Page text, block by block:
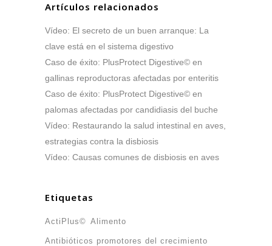
Artículos relacionados
Vídeo: El secreto de un buen arranque: La
clave está en el sistema digestivo
Caso de éxito: PlusProtect Digestive© en
gallinas reproductoras afectadas por enteritis
Caso de éxito: PlusProtect Digestive© en
palomas afectadas por candidiasis del buche
Vídeo: Restaurando la salud intestinal en aves,
estrategias contra la disbiosis
Vídeo: Causas comunes de disbiosis en aves
Etiquetas
ActiPlus© Alimento
Antibióticos promotores del crecimiento